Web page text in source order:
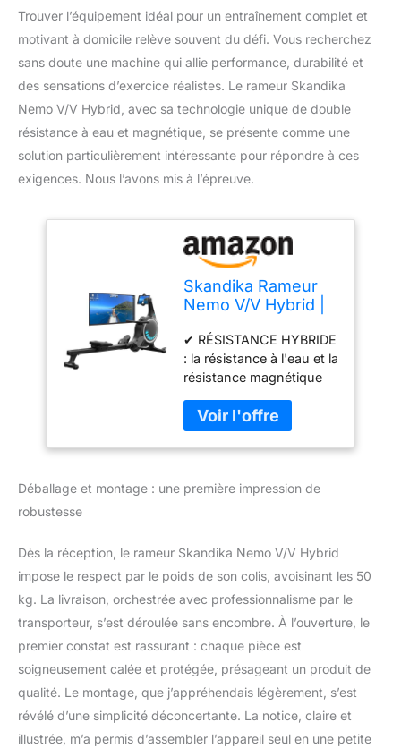
Trouver l’équipement idéal pour un entraînement complet et
motivant à domicile relève souvent du défi. Vous recherchez
sans doute une machine qui allie performance, durabilité et
des sensations d’exercice réalistes. Le rameur Skandika
Nemo V/V Hybrid, avec sa technologie unique de double
résistance à eau et magnétique, se présente comme une
solution particulièrement intéressante pour répondre à ces
exigences. Nous l’avons mis à l’épreuve.
Skandika Rameur
Nemo V/V Hybrid |
l'eau/Eau et
résistance
magnétique |
Réservoir à 90°,
Max 200 cm & 150
kg, Compatible
avec App | Rameur
Maison (Nemo V
✔ RÉSISTANCE HYBRIDE
: la résistance à l'eau et la
résistance magnétique
intelligemment les
avantages des deux
types de résistance. La
offre un réglage
tandis que l'eau procure
une sensation d'aviron
naturelle et un son
agréable. ✔
TECHNOLOGIE DU
RÉSERVOIR À 90° : le
90° permet un
entraînement encore
plus efficace qu'avec une
inclinaison nulle ou un
Déballage et montage : une première impression de
robustesse
Dès la réception, le rameur Skandika Nemo V/V Hybrid
impose le respect par le poids de son colis, avoisinant les 50
kg. La livraison, orchestrée avec professionnalisme par le
transporteur, s’est déroulée sans encombre. À l’ouverture, le
premier constat est rassurant : chaque pièce est
soigneusement calée et protégée, présageant un produit de
qualité. Le montage, que j’appréhendais légèrement, s’est
révélé d’une simplicité déconcertante. La notice, claire et
illustrée, m’a permis d’assembler l’appareil seul en une petite